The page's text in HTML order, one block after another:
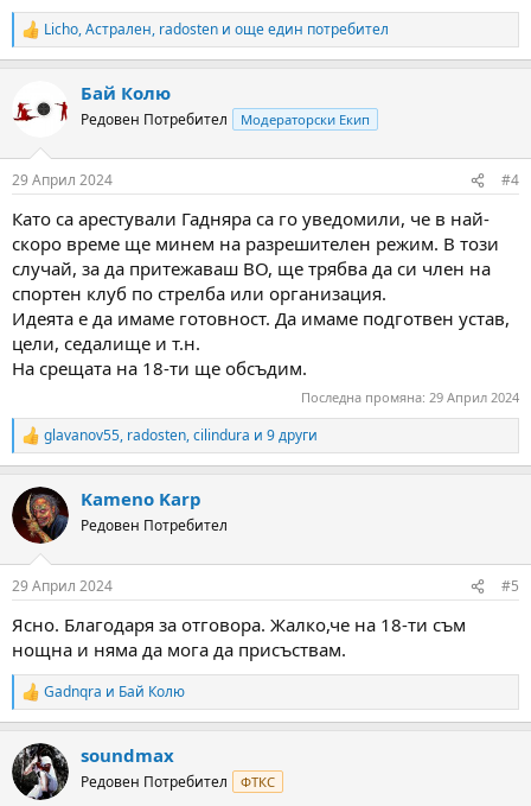
R
e
t
s
Licho,Астрален, radosten и още един потребител
Бай Колю
Редовен Потребител Модераторски Екип
29 Април 2024 #4
Като са арестували Гадняра са го уведомили, че в най-
скоро време ще минем на разрешителен режим. В този
случай, за да притежаваш ВО, ще трябва да си член на
спортен клуб по стрелба или организация.
Идеята е да имаме готовност. Да имаме подготвен устав,
цели, седалище и т.н.
На срещата на 18-ти ще обсъдим.
Последна промяна: 29 Април 2024
R
e
c
t
i
s
glavanov55, radosten,cilindura и 9 други
Kameno Karp
Редовен Потребител
29 Април 2024 #5
Ясно. Благодаря за отговора. Жалко,че на 18-ти съм
нощна и няма да мога да присъствам.
R
e
c
t
i
Gadnqra и Бай Колю
soundmax
Редовен Потребител ФТКС